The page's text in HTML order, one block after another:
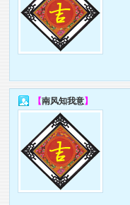
【南风知我意】